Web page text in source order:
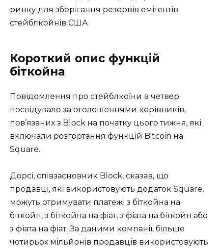
ринку для зберігання резервів емітентів
стейблкойнів США
Короткий опис функцій
біткойна
Повідомлення про стейблкоїни в четвер
послідувало за оголошеннями керівників,
пов’язаних з Block на початку цього тижня, які
включали розгортання функцій Bitcoin на
Square.
Дорсі, співзасновник Block, сказав, що
продавці, які використовують додаток Square,
можуть отримувати платежі з біткойна на
біткойн, з біткойна на фіат, з фіата на біткойн або
з фіата на фіат. За даними компанії, більше
чотирьох мільйонів продавців використовують